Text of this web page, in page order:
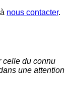
nous contacter.
celle du connu
une attention